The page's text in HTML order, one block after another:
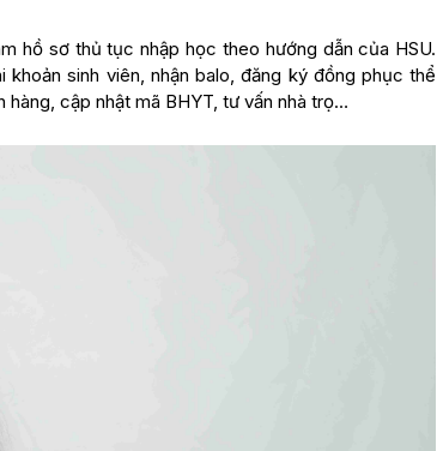
hồ sơ thủ tục nhập học theo hướng dẫn của HSU.
sinh viên, nhận balo, đăng ký đồng phục thể
cập nhật mã BHYT, tư vấn nhà trọ…